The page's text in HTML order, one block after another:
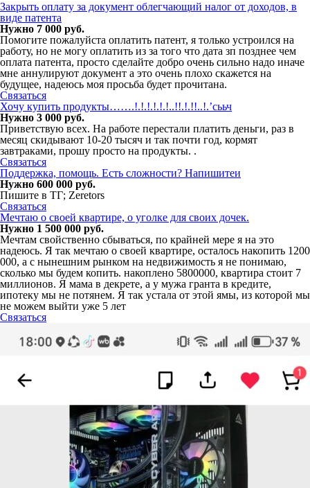
Закрыть оплату за документ облегчающий налог от доходов, в
виде патента
Нужно 7 000 руб.
Помогите пожалуйста оплатить патент, я только устроился на
работу, но не могу оплатить из за того что дата зп позднее чем
оплата патента, просто сделайте добро очень сильно надо иначе
мне аннулируют документ а это очень плохо скажется на
будущее, надеюсь моя просьба будет прочитана.
Связаться
Хочу купить продукты…….!.!.!.!.!.!..!!.!.!!..!.’сььч
Нужно 3 000 руб.
Приветствую всех. На работе перестали платить деньги, раз в
месяц скидывают 10-20 тысяч и так почти год, кормят
завтраками, прошу просто на продукты. .
Связаться
Поддержка, помощь. Есть сложности? Напишитеи
Нужно 600 000 руб.
Пишите в ТГ; Zeretors
Связаться
Мечтаю о своей квартире, о уголке для своих дочек.
Нужно 1 500 000 руб.
Мечтам свойственно сбываться, по крайней мере я на это
надеюсь. Я так мечтаю о своей квартире, осталось накопить 1200
000, а с нынешним рынком на недвижимость я не понимаю,
сколько мы будем копить. накоплено 5800000, квартира стоит 7
миллионов. Я мама в декрете, а у мужа гранта в кредите,
ипотеку мы не потянем. Я так устала от этой ямы, из которой мы
не можем выйти уже 5 лет
Связаться